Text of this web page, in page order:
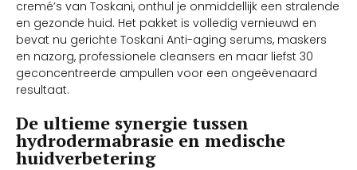
cremé’s van Toskani, onthul je onmiddellijk een stralende
en gezonde huid. Het pakket is volledig vernieuwd en
bevat nu gerichte Toskani Anti-aging serums, maskers
en nazorg, professionele cleansers en maar liefst 30
geconcentreerde ampullen voor een ongeëvenaard
resultaat.
De ultieme synergie tussen
hydrodermabrasie en medische
huidverbetering